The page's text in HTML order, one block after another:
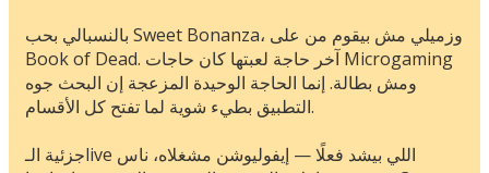
بالنسبالي بحب Sweet Bonanza، وزميلي مش بيقوم من على
Book of Dead. آخر حاجة لعبتها كان حاجات Microgaming
ومش بطالة. إنما الحاجة الوحيدة المزعجة إن البحث جوه
التطبيق بطيء شوية لما تفتح كل الأقسام.
جزئية الـlive اللي بيشد فعلًا — إيفوليوشن مشغلاه، ناس